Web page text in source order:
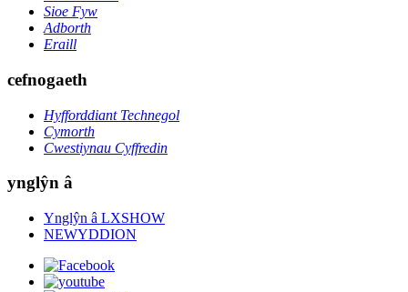
Sioe Fyw
Adborth
Eraill
cefnogaeth
Hyfforddiant Technegol
Cymorth
Cwestiynau Cyffredin
ynglŷn â
Ynglŷn â LXSHOW
NEWYDDION